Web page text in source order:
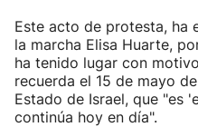
Este acto de protesta, ha
la marcha Elisa Huarte,
ha tenido lugar con
recuerda el 15 de mayo
Estado de Israel, que "es
continúa hoy en día".